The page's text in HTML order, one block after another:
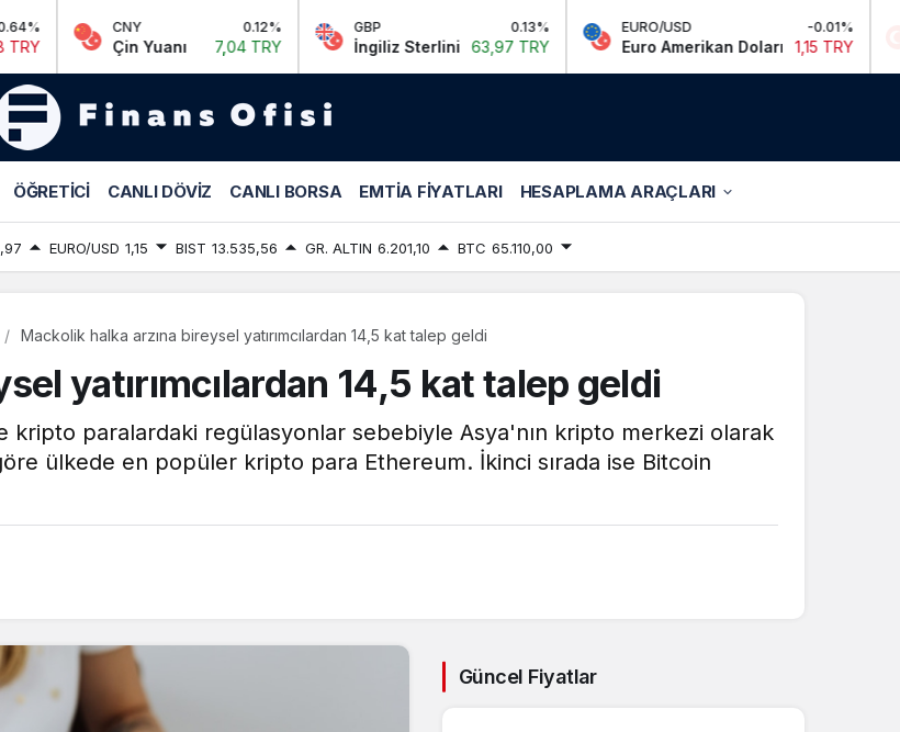
CNY 0.12%
Çin Yuanı 7,04 TRY
GBP
İngiliz Sterlini 63,97 TRY
EURO/USD
Euro Amerikan Doları 1,15 TRY
BIST
Bist 100
ÖĞRETICI CANLI DÖVIZ CANLI BORSA EMTIA FIYATLARI HESAPLAMA ARAÇLARI
EURO/USD 1,15 BIST 13.535,56 GR. ALTIN 6.201,10 BTC 65.110,00
Mackolik halka arzına bireysel yatırımcılardan 14,5 kat talep geldi
yatırımcılardan 14,5 kat talep geldi
kripto paralardaki regülasyonlar sebebiyle Asya'nın kripto merkezi olarak
ülkede en popüler kripto para Ethereum. İkinci sırada ise Bitcoin
Güncel Fiyatlar